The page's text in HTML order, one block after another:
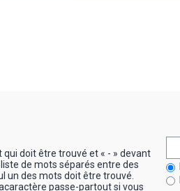
qui doit être trouvé et « - » devant
de mots séparés entre des
un des mots doit être trouvé.
passe-partout si vous